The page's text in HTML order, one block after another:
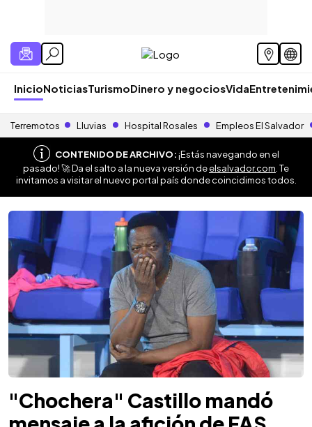
InicioNoticiasTurismoDinero y negociosVida
Terremotos Lluvias Hospital Rosales Empleos El Salvador
CONTENIDO DE ARCHIVO:¡Estás navegando en el
pasado! 🚀 Da el salto a la nueva versión deelsalvador.com . Te
invitamos a visitar el nuevo portal país donde coincidimos todos.
"Chochera" Castillo mandó